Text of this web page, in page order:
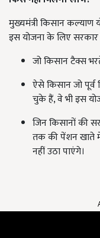
मुख्यमंत्री किसान कल्याण
इस योजना के लिए
जो किसान टैक्स
ऐसे किसान जो
चुके हैं, वे भी इस
जिन किसानों की
तक की पेंशन खाते
नहीं उठा पाएंगे।